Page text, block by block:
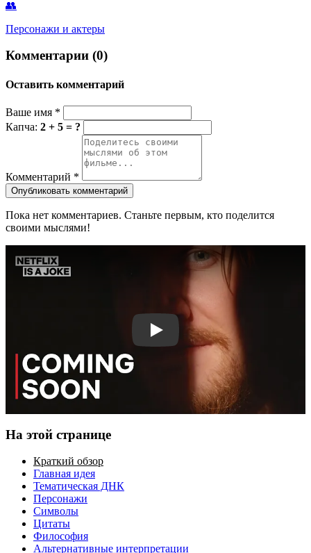
👥
Персонажи и актеры
Комментарии (0)
Оставить комментарий
Ваше имя *
Капча: 2 + 5 = ?
Комментарий *
Опубликовать комментарий
Пока нет комментариев. Станьте первым, кто поделится
своими мыслями!
Смотреть трейлер
На этой странице
Краткий обзор
Главная идея
Тематическая ДНК
Персонажи
Символы
Цитаты
Философия
Альтернативные интерпретации